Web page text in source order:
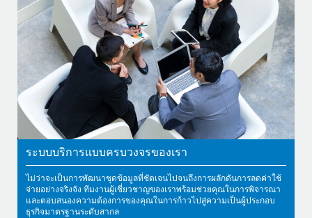
ระบบบริการแบบครบวงจรของเรา
ไม่ว่าจะเป็นการพัฒนาชุดข้อมูลที่ชัดเจนไปจนถึงการผลักดันการลดค่าใช้
จ่ายอย่างจริงจัง ทีมงานผู้เชี่ยวชาญของเราพร้อมช่วยคุณในการพิจารณา
และตอบสนองความต้องการของคุณในการก้าวไปสู่ความเป็นผู้ประกอบ
ธุรกิจมาตรฐานระดับสากล